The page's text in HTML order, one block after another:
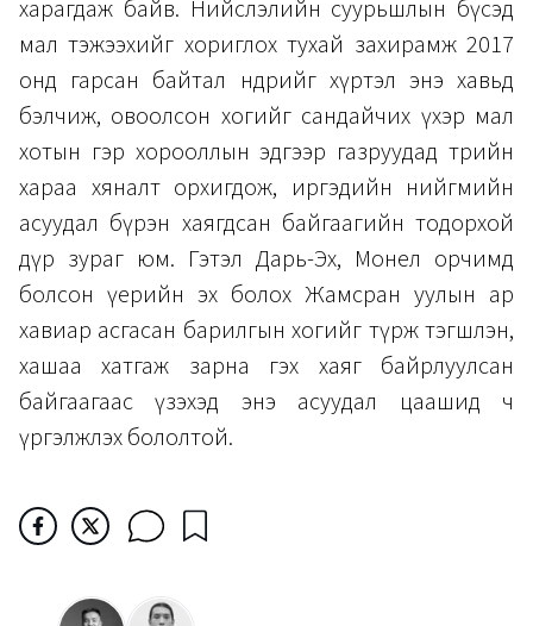
харагдаж байв. Нийслэлийн суурьшлын бүсэд
мал тэжээхийг хориглох тухай захирамж 2017
онд гарсан байтал өнөөдрийг хүртэл энэ хавьд
бэлчиж, овоолсон хогийг сандайчих үхэр мал
хотын гэр хорооллын эдгээр газруудад төрийн
хараа хяналт орхигдож, иргэдийн нийгмийн
асуудал бүрэн хаягдсан байгаагийн тодорхой
дүр зураг юм. Гэтэл Дарь-Эх, Монел орчимд
болсон үерийн эх болох Жамсран уулын ар
хавиар асгасан барилгын хогийг түрж тэгшлэн,
хашаа хатгаж зарна гэх хаяг байрлуулсан
байгаагаас үзэхэд энэ асуудал цаашид ч
үргэлжлэх бололтой.